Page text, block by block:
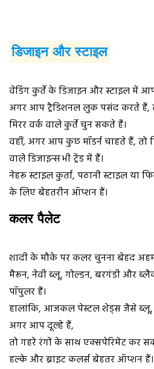
डिजाइन और स्टाइल
वेडिंग कुर्ते के डिजाइन और स्टाइल में
अगर आप ट्रैडिशनल लुक पसंद करते हैं,
मिरर वर्क वाले कुर्ते चुन सकते हैं।
वहीं, अगर आप कुछ मॉडर्न चाहते हैं, तो
वाले डिजाइन्स भी ट्रेंड में हैं।
नेहरू स्टाइल कुर्ता, पठानी स्टाइल या
के लिए बेहतरीन ऑप्शन हैं।
कलर पैलेट
शादी के मौके पर कलर चुनना बेहद अहम
मैरून, नेवी ब्लू, गोल्डन, बरगंडी और
पॉपुलर हैं।
हालांकि, आजकल पेस्टल शेड्स जैसे ब्लू,
अगर आप दूल्हे हैं,
तो गहरे रंगों के साथ एक्सपेरिमेंट कर
हल्के और ब्राइट कलर्स बेहतर ऑप्शन हैं।